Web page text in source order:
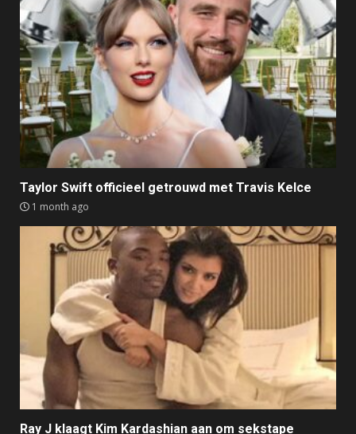
Taylor Swift officieel getrouwd met Travis Kelce
1 month ago
Ray J klaagt Kim Kardashian aan om sekstape